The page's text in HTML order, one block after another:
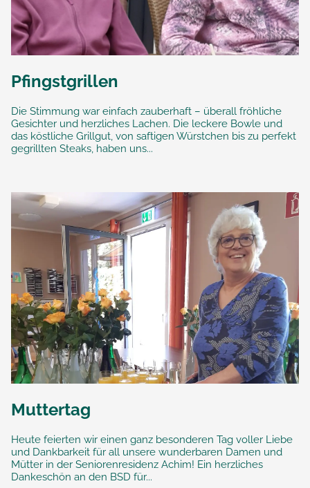
Pfingstgrillen
Die Stimmung war einfach zauberhaft – überall fröhliche
Gesichter und herzliches Lachen. Die leckere Bowle und
das köstliche Grillgut, von saftigen Würstchen bis zu perfekt
gegrillten Steaks, haben uns...
Muttertag
Heute feierten wir einen ganz besonderen Tag voller Liebe
und Dankbarkeit für all unsere wunderbaren Damen und
Mütter in der Seniorenresidenz Achim! Ein herzliches
Dankeschön an den BSD für...